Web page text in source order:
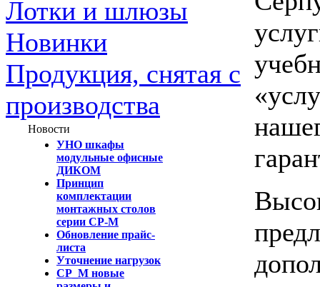
Лотки и шлюзы
Новинки
Продукция, снятая с
производства
Новости
УНО шкафы
модульные офисные
ДИКОМ
Принцип
комплектации
монтажных столов
серии СР-М
Обновление прайс-
листа
Уточнение нагрузок
СР_М новые